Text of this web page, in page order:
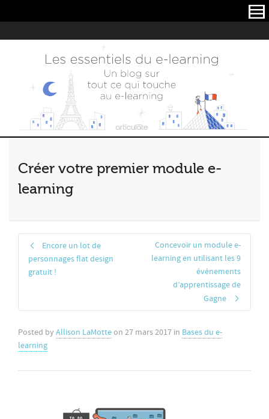
Créer votre premier module e-
learning
Encore un lot de
personnages flat design
gratuit !
Concevoir un module e-
learning en utilisant les 9
événements
d’apprentissage de
Gagne
Posted by Allison LaMotteon 27 mars 2017 in Bases du e-
learning